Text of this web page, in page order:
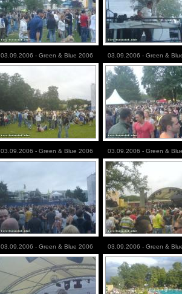
03.09.2006 - Green & Blue 2006 03.09.2006 - Green &
03.09.2006 - Green & Blue 2006 03.09.2006 - Green &
03.09.2006 - Green & Blue 2006 03.09.2006 - Green &